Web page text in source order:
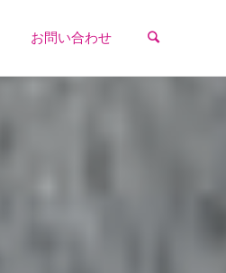
お問い合わせ